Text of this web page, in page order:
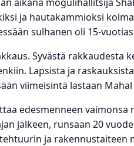
ja hautakammioksi
sulhanen oli 15-
Syvästä rakkaudesta
Lapsista ja
viimeisintä lastaan
edesmenneen
jälkeen, runsaan 20
ja rakennustaiteen